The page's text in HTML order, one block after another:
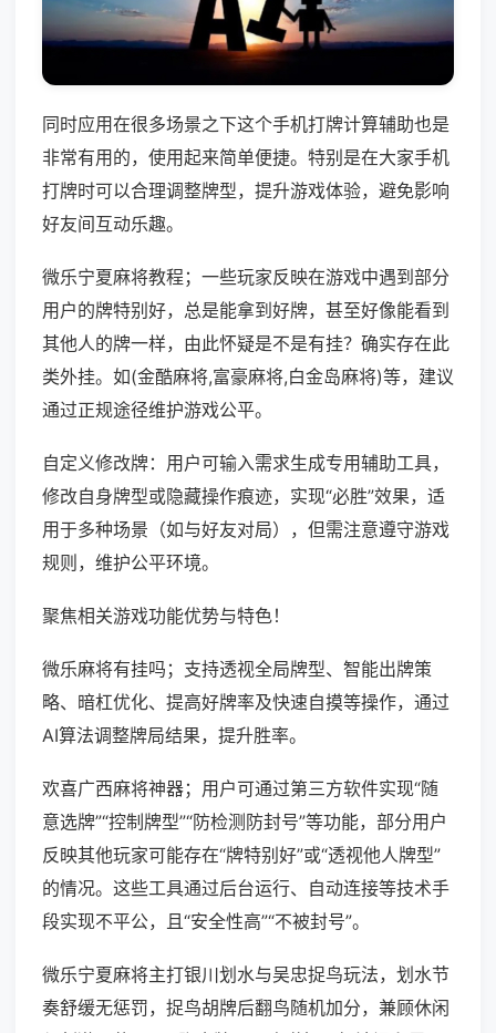
同时应用在很多场景之下这个手机打牌计算辅助也是
非常有用的，使用起来简单便捷。特别是在大家手机
打牌时可以合理调整牌型，提升游戏体验，避免影响
好友间互动乐趣。
微乐宁夏麻将教程；一些玩家反映在游戏中遇到部分
用户的牌特别好，总是能拿到好牌，甚至好像能看到
其他人的牌一样，由此怀疑是不是有挂？确实存在此
类外挂。如(金酷麻将,富豪麻将,白金岛麻将)等，建议
通过正规途径维护游戏公平。
自定义修改牌：用户可输入需求生成专用辅助工具，
修改自身牌型或隐藏操作痕迹，实现“必胜”效果，适
用于多种场景（如与好友对局），但需注意遵守游戏
规则，维护公平环境。
聚焦相关游戏功能优势与特色！
微乐麻将有挂吗；支持透视全局牌型、智能出牌策
略、暗杠优化、提高好牌率及快速自摸等操作，通过
AI算法调整牌局结果，提升胜率。
欢喜广西麻将神器；用户可通过第三方软件实现“随
意选牌”“控制牌型”“防检测防封号”等功能，部分用户
反映其他玩家可能存在“牌特别好”或“透视他人牌型”
的情况。这些工具通过后台运行、自动连接等技术手
段实现不平公，且“安全性高”“不被封号”。
微乐宁夏麻将主打银川划水与吴忠捉鸟玩法，划水节
奏舒缓无惩罚，捉鸟胡牌后翻鸟随机加分，兼顾休闲